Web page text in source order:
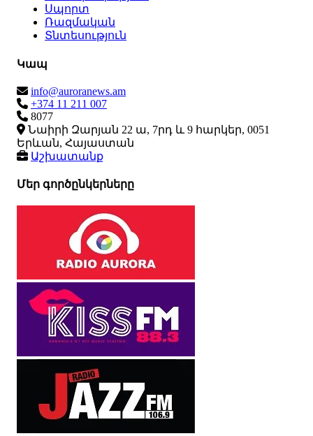
Սպորտ
Ռազմական
Տնտեսություն
Կապ
info@auroranews.am
+374 11 211 007
8077
Նաիրի Զարյան 22 ա, 7րդ և 9 հարկեր, 0051
Երևան, Հայաստան
Աշխատանք
Մեր գործընկերները